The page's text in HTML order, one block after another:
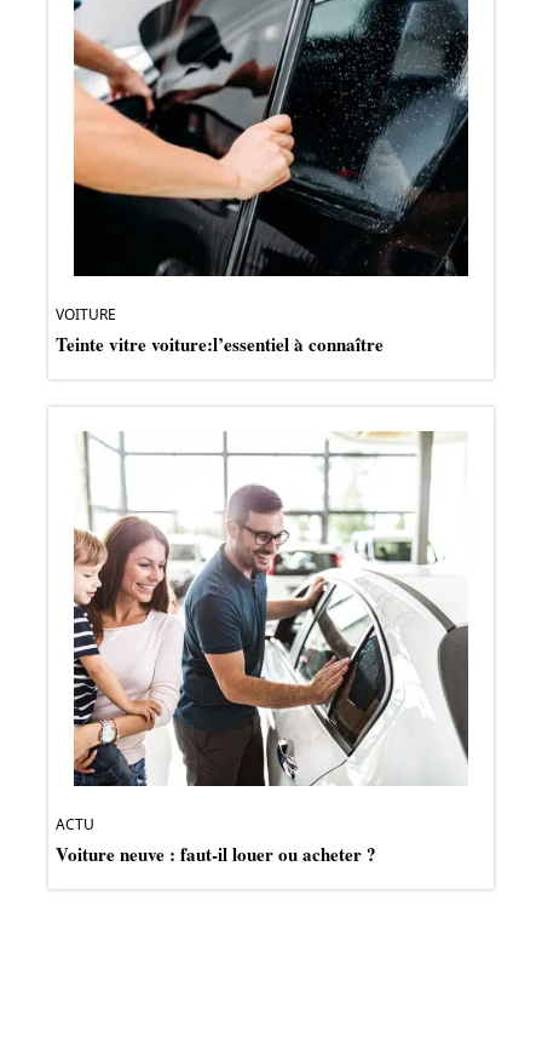
VOITURE
Teinte vitre voiture:l’essentiel à connaître
ACTU
Voiture neuve : faut-il louer ou acheter ?